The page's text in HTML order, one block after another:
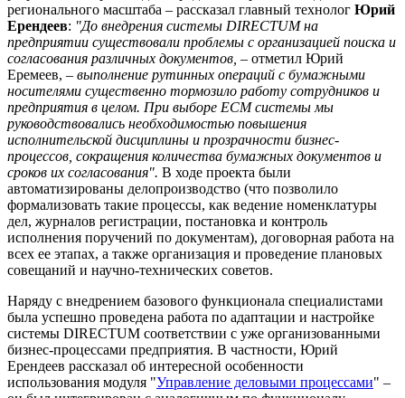
регионального масштаба – рассказал главный технолог Юрий
Ерендеев: "До внедрения системы DIRECTUM на
предприятии существовали проблемы с организацией поиска и
согласования различных документов, – отметил Юрий
Еремеев, – выполнение рутинных операций с бумажными
носителями существенно тормозило работу сотрудников и
предприятия в целом. При выборе ECM системы мы
руководствовались необходимостью повышения
исполнительской дисциплины и прозрачности бизнес-
процессов, сокращения количества бумажных документов и
сроков их согласования". В ходе проекта были
автоматизированы делопроизводство (что позволило
формализовать такие процессы, как ведение номенклатуры
дел, журналов регистрации, постановка и контроль
исполнения поручений по документам), договорная работа на
всех ее этапах, а также организация и проведение плановых
совещаний и научно-технических советов.
Наряду с внедрением базового функционала специалистами
была успешно проведена работа по адаптации и настройке
системы DIRECTUM соответствии с уже организованными
бизнес-процессами предприятия. В частности, Юрий
Ерендеев рассказал об интересной особенности
использования модуля "Управление деловыми процессами" –